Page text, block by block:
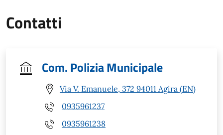
Contatti
Com. Polizia Municipale
Via V. Emanuele, 372 94011 Agira (EN)
0935961237
0935961238